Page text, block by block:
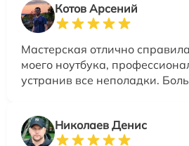
Котов Арсений
Мастерская отлично
моего ноутбука,
устранив все неполадки.
Николаев Денис